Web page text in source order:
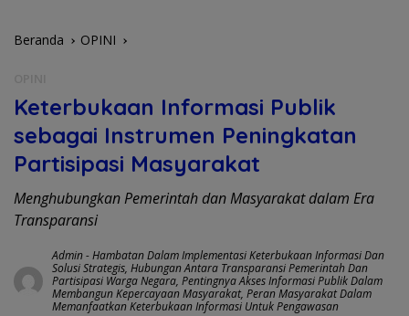
Beranda OPINI
Keterbukaan Informasi Publik
sebagai Instrumen Peningkatan
Partisipasi Masyarakat
Menghubungkan Pemerintah dan Masyarakat dalam Era
Transparansi
Admin-Hambatan Dalam Implementasi Keterbukaan Informasi Dan
Solusi Strategis, Hubungan Antara Transparansi Pemerintah Dan
Partisipasi Warga Negara, Pentingnya Akses Informasi Publik Dalam
Membangun Kepercayaan Masyarakat, Peran Masyarakat Dalam
Memanfaatkan Keterbukaan Informasi Untuk Pengawasan